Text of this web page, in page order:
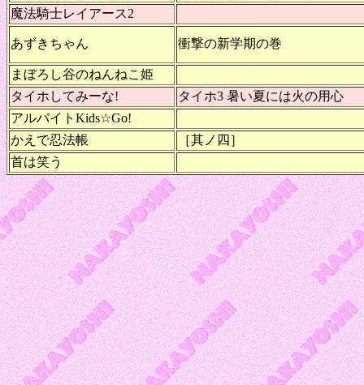
魔法騎士レイアース2
あずきちゃん 衝撃の新学期の巻
まぼろし谷のねんねこ姫
タイホしてみーな!
タイホ3 暑い夏には火の用心
アルバイトKids☆Go!
かえで忍法帳
［其ノ四］
首は笑う